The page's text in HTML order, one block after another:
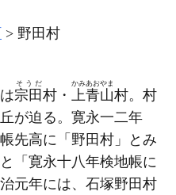
野田村
宗田
そうだ
村・ 上青山
かみあおやま
村。村
が迫る。寛永一二年
先高に「野田村」とみ
「寛永十八年検地帳に
元年には、石塚野田村